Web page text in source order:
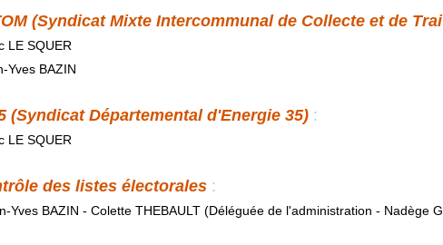
(Syndicat Mixte Intercommunal de Collecte et de
LE SQUER
Yves BAZIN
(Syndicat Départemental d'Energie 35) :
LE SQUER
des listes électorales :
Yves BAZIN - Colette THEBAULT (Déléguée de l'administration - Nadège